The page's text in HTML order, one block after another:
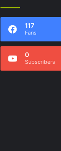
117
Fans
0
Subscribers